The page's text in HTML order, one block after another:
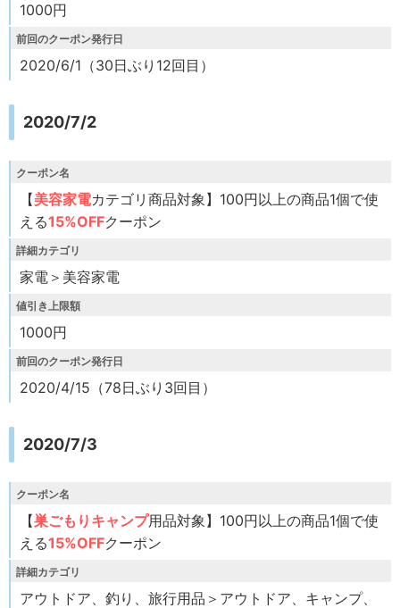
1000円
前回のクーポン発行日
2020/6/1（30日ぶり12回目）
2020/7/2
クーポン名
【美容家電カテゴリ商品対象】100円以上の商品1個で使
える15%OFFクーポン
詳細カテゴリ
家電＞美容家電
値引き上限額
1000円
前回のクーポン発行日
2020/4/15（78日ぶり3回目）
2020/7/3
クーポン名
【巣ごもりキャンプ用品対象】100円以上の商品1個で使
える15%OFFクーポン
詳細カテゴリ
アウトドア、釣り、旅行用品＞アウトドア、キャンプ、